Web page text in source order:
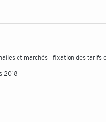
et marchés - fixation des
2018